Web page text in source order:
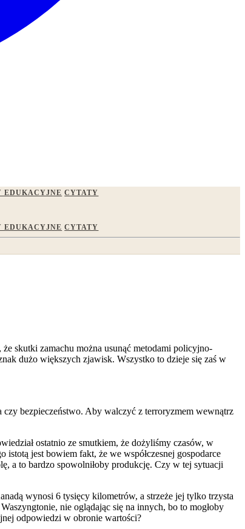
EDUKACYJNE CYTATY
EDUKACYJNE CYTATY
skutki zamachu można usunąć metodami policyjno-
dużo większych zjawisk. Wszystko to dzieje się zaś w
bezpieczeństwo. Aby walczyć z terroryzmem wewnątrz
ostatnio ze smutkiem, że dożyliśmy czasów, w
istotą jest bowiem fakt, że we współczesnej gospodarce
a to bardzo spowolniłoby produkcję. Czy w tej sytuacji
wynosi 6 tysięcy kilometrów, a strzeże jej tylko trzysta
nie oglądając się na innych, bo to mogłoby
odpowiedzi w obronie wartości?